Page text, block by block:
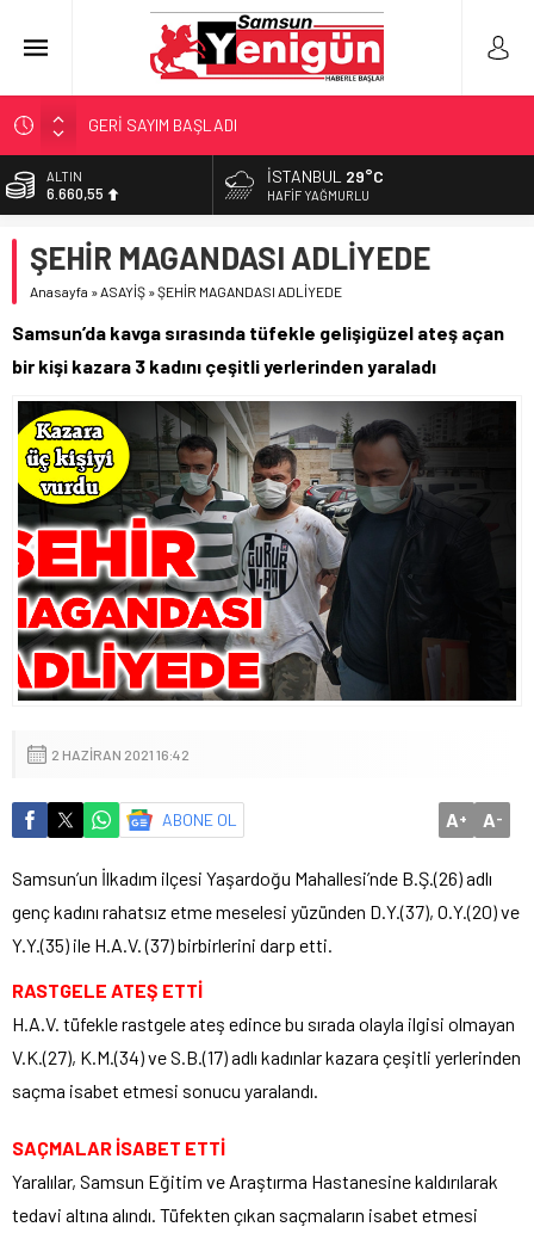
GERİ SAYIM BAŞLADI
SAMSUNSPOR’DA HEDEF 5’İNCİLİK!
‘BAFRA’YA YATIRIM YAPIN!’
YÖNETİCİ SEÇERKEN YAPILAN EN BÜYÜK HATALAR
BİST
13.779,39
47,7111
EURO
6.660,55
İSTANBUL 29°C
HAFIF YAĞMURLU
ŞEHİR MAGANDASI ADLİYEDE
Anasayfa »ASAYİŞ »ŞEHİR MAGANDASI ADLİYEDE
Samsun’da kavga sırasında tüfekle gelişigüzel ateş açan
bir kişi kazara 3 kadını çeşitli yerlerinden yaraladı
2 HAZIRAN 2021 16:42
ABONE OL A+ A-
Samsun’un İlkadım ilçesi Yaşardoğu Mahallesi’nde B.Ş.(26) adlı
genç kadını rahatsız etme meselesi yüzünden D.Y.(37), O.Y.(20) ve
Y.Y.(35) ile H.A.V. (37) birbirlerini darp etti.
RASTGELE ATEŞ ETTİ
H.A.V. tüfekle rastgele ateş edince bu sırada olayla ilgisi olmayan
V.K.(27), K.M.(34) ve S.B.(17) adlı kadınlar kazara çeşitli yerlerinden
saçma isabet etmesi sonucu yaralandı.
SAÇMALAR İSABET ETTİ
Yaralılar, Samsun Eğitim ve Araştırma Hastanesine kaldırılarak
tedavi altına alındı. Tüfekten çıkan saçmaların isabet etmesi